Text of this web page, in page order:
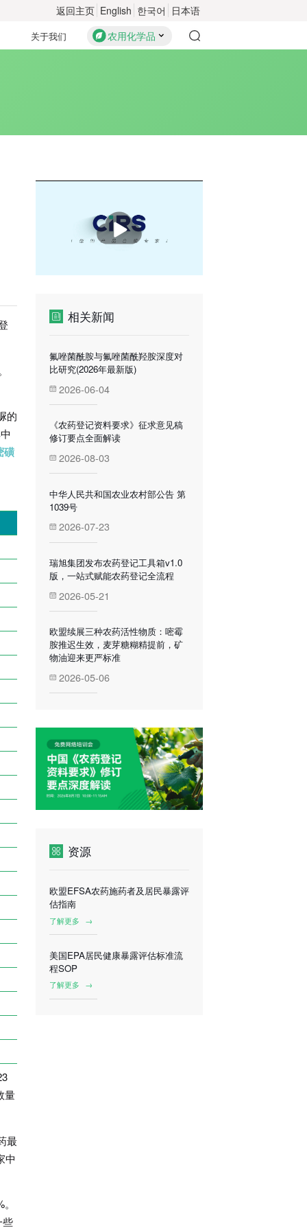
返回主页 English 한국어 日本语
关于我们 农用化学品
的
磺
量
最
中
些
播
放
相关新闻
氟唑菌酰胺与氟唑菌酰羟胺深度对
比研究(2026年最新版)
2026-06-04
《农药登记资料要求》征求意见稿
修订要点全面解读
2026-08-03
中华人民共和国农业农村部公告 第
1039号
2026-07-23
瑞旭集团发布农药登记工具箱v1.0
版，一站式赋能农药登记全流程
2026-05-21
欧盟续展三种农药活性物质：嘧霉
胺推迟生效，麦芽糖糊精提前，矿
物油迎来更严标准
2026-05-06
资源
欧盟EFSA农药施药者及居民暴露评
估指南
了解更多 →
美国EPA居民健康暴露评估标准流
程SOP
了解更多 →